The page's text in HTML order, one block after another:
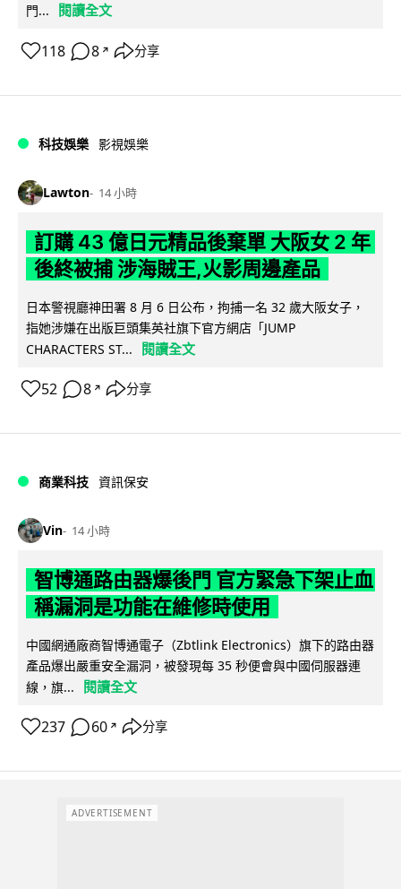
門...
閱讀全文
118 8 ↗ 分享
科技娛樂 影視娛樂
Lawton 14 小時
訂購 43 億日元精品後棄單 大阪女 2 年
後終被捕 涉海賊王,火影周邊產品
日本警視廳神田署 8 月 6 日公布，拘捕一名 32 歲大阪女子，
指她涉嫌在出版巨頭集英社旗下官方網店「JUMP
CHARACTERS ST...
閱讀全文
52 8 ↗ 分享
商業科技 資訊保安
Vin 14 小時
智博通路由器爆後門 官方緊急下架止血
稱漏洞是功能在維修時使用
中國網通廠商智博通電子（Zbtlink Electronics）旗下的路由器
產品爆出嚴重安全漏洞，被發現每 35 秒便會與中國伺服器連
線，旗...
閱讀全文
237 60 ↗ 分享
ADVERTISEMENT